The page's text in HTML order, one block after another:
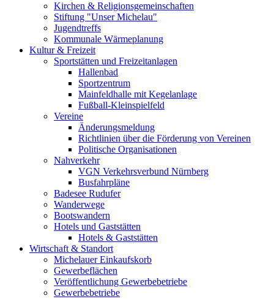
Kirchen & Religionsgemeinschaften
Stiftung "Unser Michelau"
Jugendtreffs
Kommunale Wärmeplanung
Kultur & Freizeit
Sportstätten und Freizeitanlagen
Hallenbad
Sportzentrum
Mainfeldhalle mit Kegelanlage
Fußball-Kleinspielfeld
Vereine
Änderungsmeldung
Richtlinien über die Förderung von Vereinen
Politische Organisationen
Nahverkehr
VGN Verkehrsverbund Nürnberg
Busfahrpläne
Badesee Rudufer
Wanderwege
Bootswandern
Hotels und Gaststätten
Hotels & Gaststätten
Wirtschaft & Standort
Michelauer Einkaufskorb
Gewerbeflächen
Veröffentlichung Gewerbebetriebe
Gewerbebetriebe